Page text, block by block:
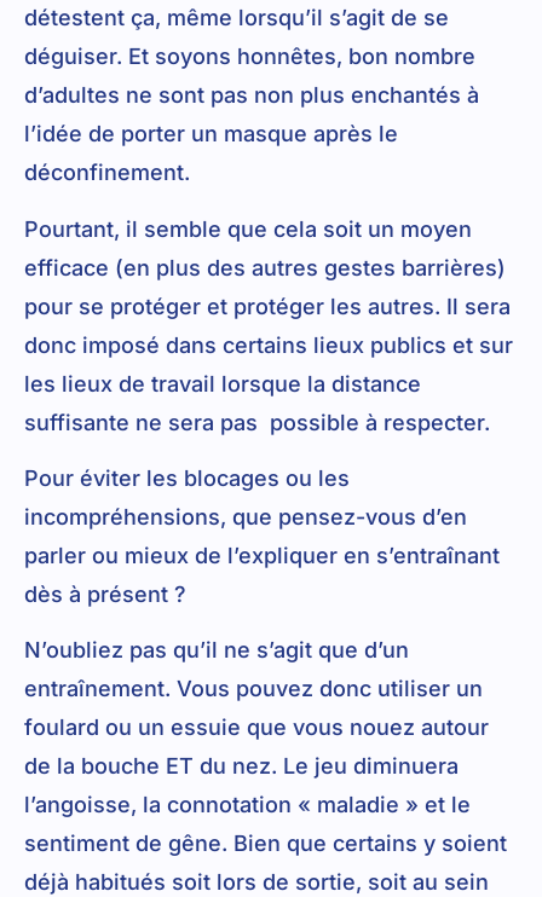
détestent ça, même lorsqu’il s’agit de se
déguiser. Et soyons honnêtes, bon nombre
d’adultes ne sont pas non plus enchantés à
l’idée de porter un masque après le
déconfinement.
Pourtant, il semble que cela soit un moyen
efficace (en plus des autres gestes barrières)
pour se protéger et protéger les autres. Il sera
donc imposé dans certains lieux publics et sur
les lieux de travail lorsque la distance
suffisante ne sera pas possible à respecter.
Pour éviter les blocages ou les
incompréhensions, que pensez-vous d’en
parler ou mieux de l’expliquer en s’entraînant
dès à présent ?
N’oubliez pas qu’il ne s’agit que d’un
entraînement. Vous pouvez donc utiliser un
foulard ou un essuie que vous nouez autour
de la bouche ET du nez. Le jeu diminuera
l’angoisse, la connotation « maladie » et le
sentiment de gêne. Bien que certains y soient
déjà habitués soit lors de sortie, soit au sein